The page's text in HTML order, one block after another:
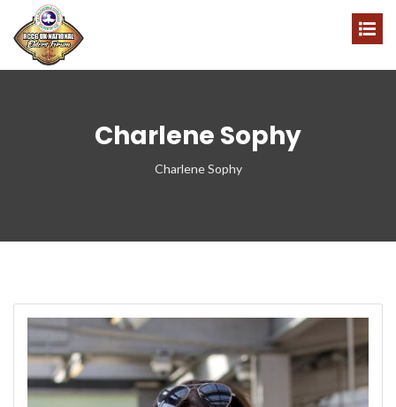
Charlene Sophy
Charlene Sophy